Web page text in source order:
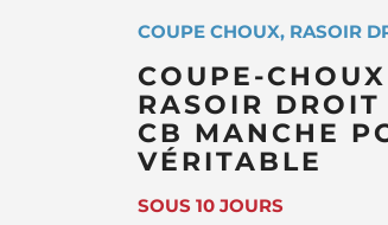
COUPE CHOUX, RASOIR
COUPE-
RASOIR
CB MANCHE
VÉRITABLE
SOUS 10 JOURS